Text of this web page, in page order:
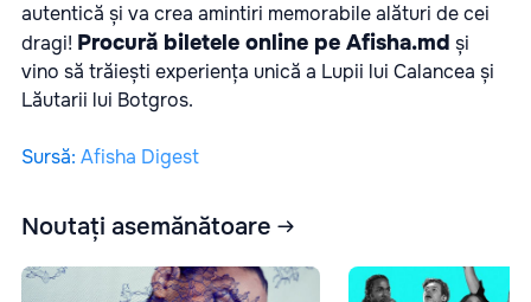
autentică și va crea amintiri memorabile alături de cei
dragi! Procură biletele online pe Afisha.md și
vino să trăiești experiența unică a Lupii lui Calancea și
Lăutarii lui Botgros.
Sursă: Afisha Digest
Noutați asemănătoare